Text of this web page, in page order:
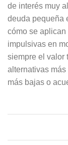
de interés muy
deuda pequeña
cómo se
impulsivas en
siempre el valor
alternativas
más bajas o